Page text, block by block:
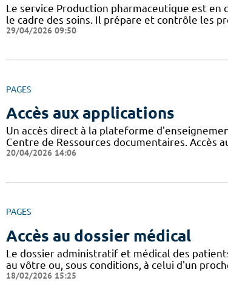
Le service Production pharmaceutique est
le cadre des soins. Il prépare et contrôle les
29/04/2026 09:50
PAGES
Accès aux applications
Un accès direct à la plateforme
Centre de Ressources documentaires. Accès
20/04/2026 14:06
PAGES
Accès au dossier médical
Le dossier administratif et médical des
au vôtre ou, sous conditions, à celui d'un
18/02/2026 15:25